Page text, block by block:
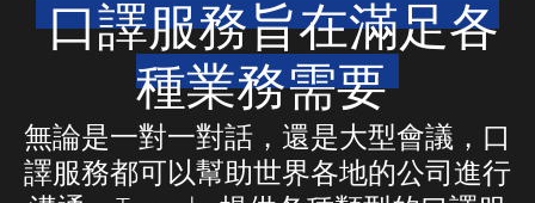
口譯服務旨在滿足各
種業務需要
無論是一對一對話，還是大型會議，口
譯服務都可以幫助世界各地的公司進行